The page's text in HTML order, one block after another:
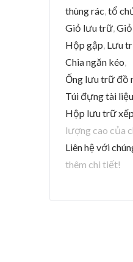
thùng rác,tổ
Giỏ lưu trữ,Giỏ
Hộp gập, Lưu
Chia ngăn kéo,
Ống lưu trữ đồ
Túi đựng tài liệu
Hộp lưu trữ
lượng cao của
Liên hệ với
thêm chi tiết!